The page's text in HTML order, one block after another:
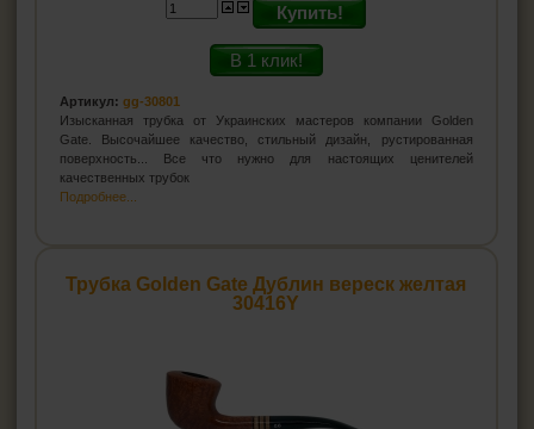
Купить!
В 1 клик!
Артикул: gg-30801
Изысканная трубка от Украинских мастеров компании Golden
Gate. Высочайшее качество, стильный дизайн, рустированная
поверхность... Все что нужно для настоящих ценителей
качественных трубок
Подробнее...
Трубка Golden Gate Дублин вереск желтая
30416Y